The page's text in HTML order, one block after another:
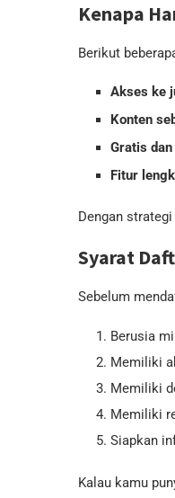
Kenapa
Berikut
Akses ke
Konten
Gratis
Fitur
Dengan
Syarat
Sebelum
Berusia
Memiliki
Memiliki
Memiliki
Siapkan
Kalau kamu